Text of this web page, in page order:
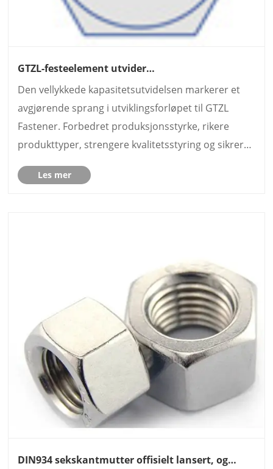
GTZL-festeelement utvider
global etterspørsel etter industrielle festemidler
med høy styrke
Den vellykkede kapasitetsutvidelsen markerer et
avgjørende sprang i utviklingsforløpet til GTZL
Fastener. Forbedret produksjonsstyrke, rikere
produkttyper, strengere kvalitetsstyring og sikrere
produksjonsmiljø blir alle kraftige støttepunkter for
merkevaren for å utforske bredere oversjøiske
Les mer
DIN934 sekskantmutter offisielt lansert, og